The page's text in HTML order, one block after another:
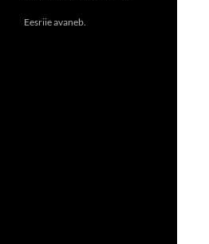
Eesriie avaneb.